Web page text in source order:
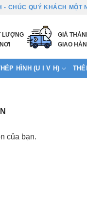
CHÚC QUÝ KHÁCH MỘT
LƯỢNG
GIÁ
GIAO
HÌNH (U I V H)
của bạn.